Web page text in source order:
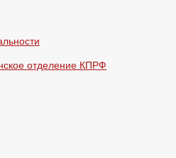
отделение КПРФ